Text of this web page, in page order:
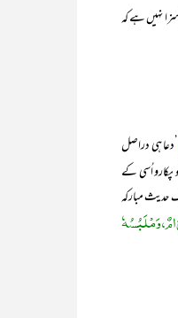
نہیں ہے کہ
’’دعا ہی دراصل
پکارو اُسی کے
حدیث مبارکہ
وَمْلَبُسُہٗ